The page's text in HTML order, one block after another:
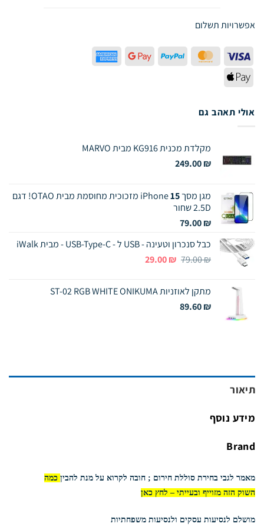
אפשרויות תשלום
Visa
MasterCard
PayPal
Google
Pay
Express
Apple
Pay
אולי תאהב גם
מקלדת מכנית KG916 מבית MARVO
249.00₪
מגן מסך iPhone15
מזכוכית מחוסמת מבית OTAO! דגם
2.5D שחור
79.00₪
כבל סנכרון וטעינה - USB ל - USB-Type-C - מבית iWalk
79.00₪
המחיר
79.00 ₪.
29.00₪
המחיר
29.00 ₪.
מתקן לאוזניות ST-02 RGB WHITE ONIKUMA
89.60₪
תיאור
מידע נוסף
Brand
מאמר לגבי בחירת סוללת חירום ; חובה לקרוא על מנת להבין כמה
השוק הזה מזוייף ובעייתי – לחץ כאן
מושלם לנסיעות עסקים ולנסיעות משפחתיות